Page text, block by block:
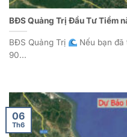
BĐS Quảng Trị Đầu Tư Tiềm
BĐS Quảng Trị
Nếu bạn
90...
06
Th6